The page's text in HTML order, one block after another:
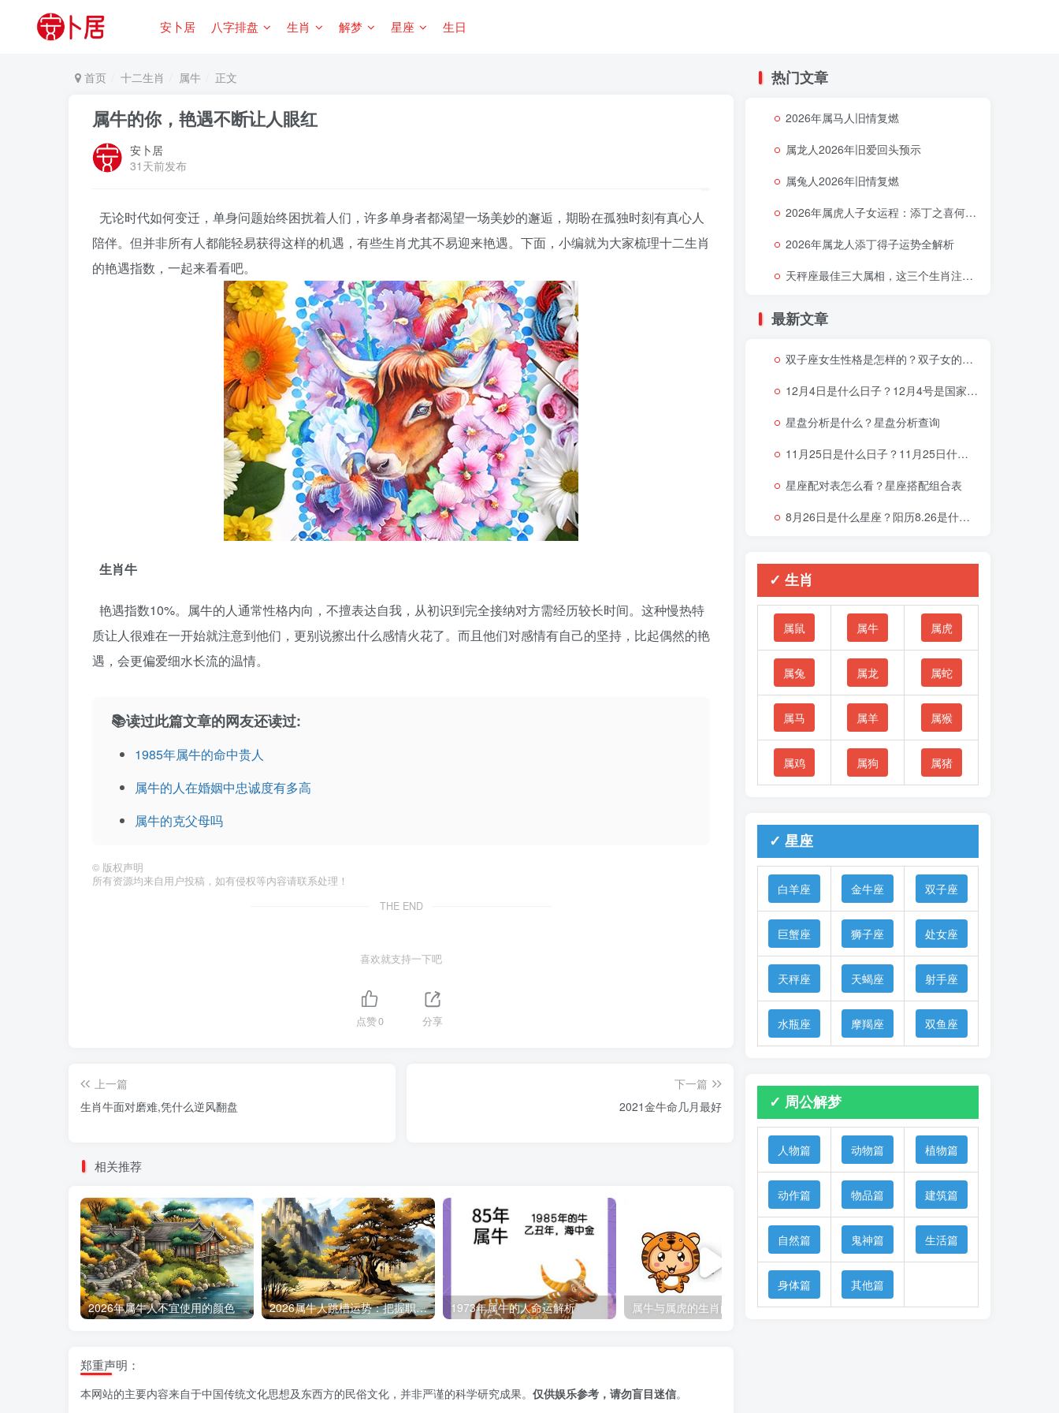
安卜居 八字排盘 生肖 解梦 星座 生日
首页 十二生肖 属牛 正文
属牛的你，艳遇不断让人眼红
安卜居
31天前发布
无论时代如何变迁，单身问题始终困扰着人们，许多单身者都渴望一场美妙的邂逅，期盼在孤独时刻有真心人
陪伴。但并非所有人都能轻易获得这样的机遇，有些生肖尤其不易迎来艳遇。下面，小编就为大家梳理十二生肖
的艳遇指数，一起来看看吧。
生肖牛
艳遇指数10%。属牛的人通常性格内向，不擅表达自我，从初识到完全接纳对方需经历较长时间。这种慢热特
质让人很难在一开始就注意到他们，更别说擦出什么感情火花了。而且他们对感情有自己的坚持，比起偶然的艳
遇，会更偏爱细水长流的温情。
📚读过此篇文章的网友还读过:
1985年属牛的命中贵人
属牛的人在婚姻中忠诚度有多高
属牛的克父母吗
© 版权声明
所有资源均来自用户投稿，如有侵权等内容请联系处理！
THE END
喜欢就支持一下吧
点赞0 分享
上一篇
生肖牛面对磨难,凭什么逆风翻盘
下一篇
2021金牛命几月最好
相关推荐
2026年属牛人不宜使用的颜色 2026属牛人跳槽运势：把握职业最佳转折点 1973年属牛的人命运解析 属牛与属虎的生肖配对是否相合 1985年属牛女性2026年喜迎新生命运势解析
郑重声明：
本网站的主要内容来自于中国传统文化思想及东西方的民俗文化，并非严谨的科学研究成果。 仅供娱乐参考，请勿盲目迷信。
热门文章
2026年属马人旧情复燃
属龙人2026年旧爱回头预示
属兔人2026年旧情复燃
2026年属虎人子女运程：添丁之喜何时降临
2026年属龙人添丁得子运势全解析
天秤座最佳三大属相，这三个生肖注定让天秤座好运连连
最新文章
双子座女生性格是怎样的？双子女的性格与脾气
12月4日是什么日子？12月4号是国家宪法日吗？
星盘分析是什么？星盘分析查询
11月25日是什么日子？11月25日什么星座
星座配对表怎么看？星座搭配组合表
8月26日是什么星座？阳历8.26是什么星座
✓ 生肖
属鼠 属牛 属虎
属兔 属龙 属蛇
属马 属羊 属猴
属鸡 属狗 属猪
✓ 星座
白羊座 金牛座 双子座
巨蟹座 狮子座 处女座
天秤座 天蝎座 射手座
水瓶座 摩羯座 双鱼座
✓ 周公解梦
人物篇 动物篇 植物篇
动作篇 物品篇 建筑篇
自然篇 鬼神篇 生活篇
身体篇 其他篇